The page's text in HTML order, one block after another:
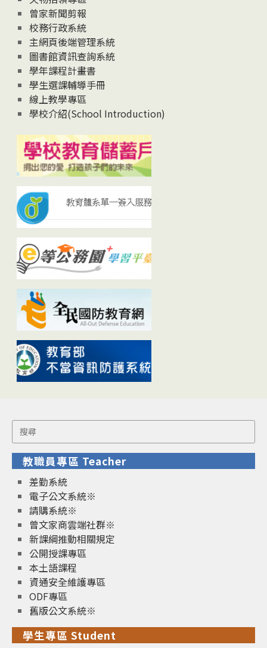
曾家新聞剪報
校務行政系統
主網頁後端管理系統
圖書館資訊查詢系統
學年課程計畫書
學生選課輔導手冊
線上教學專區
學校介紹(School Introduction)
Search
for:
教職員專區 Teacher
差勤系統
電子公文系統※
請購系統※
曾文家商雲端社群※
新課綱推動相關規定
公開授課專區
本土語課程
資通安全維護專區
ODF專區
舊版公文系統※
學生專區 Student